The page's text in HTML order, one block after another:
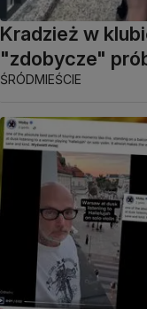
Kradzież w
"zdobycze"
ŚRÓDMIEŚCIE